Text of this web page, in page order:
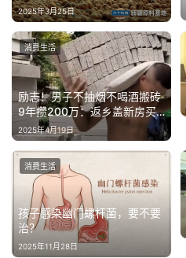
2025年3月25日
励志！男子不抽烟不喝酒搬砖
9年攒200万：返乡盖新房买
新车
2025年4月19日
消费生活
孩子感染幽门螺杆菌，要不要
治？
2025年11月28日
消费生活